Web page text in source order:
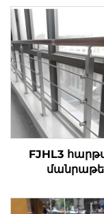
FJHL3
համակարգ,